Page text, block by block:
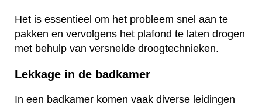
Het is essentieel om het probleem snel aan te
pakken en vervolgens het plafond te laten drogen
met behulp van versnelde droogtechnieken.
Lekkage in de badkamer
In een badkamer komen vaak diverse leidingen